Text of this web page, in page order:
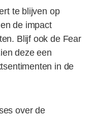
te blijven op
de impact
Blijf ook de Fear
deze een
in de
over de